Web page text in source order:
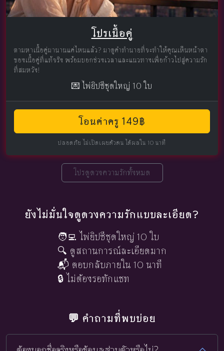
โปรเนื้อคู่
ตามหาเนื้อคู่มานานแค่ไหนแล้ว? มาดูคำทำนายที่จะทำให้คุณเห็นหน้าตา
ของเนื้อคู่ที่แท้จริง พร้อมบอกช่วงเวลาและแนวทางเพื่อก้าวไปสู่ความรัก
ที่สมหวัง!
💌 ไพ่ยิปซีชุดใหญ่ 10 ใบ
โอนค่าครู 149฿
ปลอดภัย ไม่เปิดเผยตัวตน ได้ผลใน 10 นาที
โปรดูดวงความรักทั้งหมด
ยังไม่มั่นใจดูดวงความรักแบบละเอียด?
🧑‍💻 ไพ่ยิปซีชุดใหญ่ 10 ใบ
🔍 ดูสถานการณ์ละเอียดมาก
📬 ตอบกลับภายใน 10 นาที
🔒 ไม่ต้องรอทักแชท
💬 คำถามที่พบบ่อย